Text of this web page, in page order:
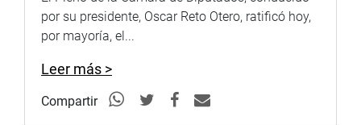
por su presidente, Oscar Reto Otero, ratificó hoy,
por mayoría, el...
Leer más >
Compartir